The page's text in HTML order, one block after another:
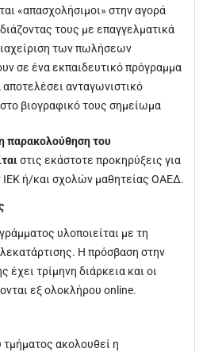
«απασχολήσιμοι» στην αγορά
τους με επαγγελματικά
των πωλήσεων
σε ένα εκπαιδευτικό πρόγραμμα
ανταγωνιστικό
βιογραφικό τους σημείωμα
παρακολούθηση του
στις εκάστοτε προκηρύξεις για
ΙΕΚ ή/και σχολών μαθητείας ΟΑΕΔ.
υλοποιείται με τη
Η πρόσβαση στην
τρίμηνη διάρκεια και οι
εξ ολοκλήρου online.
ακολουθεί η